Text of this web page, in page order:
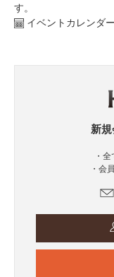
す。
イベントカレンダ
新
・
・会